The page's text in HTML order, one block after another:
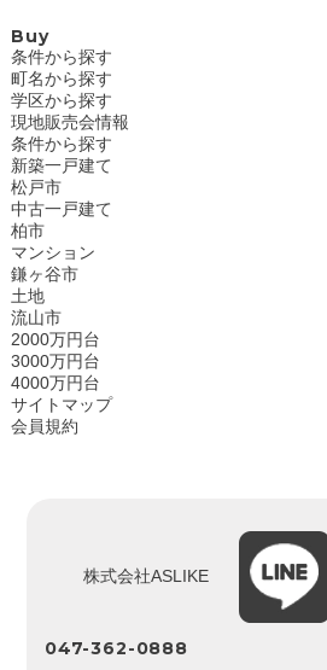
Buy
条件から探す
町名から探す
学区から探す
現地販売会情報
条件から探す
新築一戸建て
松戸市
中古一戸建て
柏市
マンション
鎌ヶ谷市
土地
流山市
2000万円台
3000万円台
4000万円台
サイトマップ
会員規約
株式会社ASLIKE
047-362-0888